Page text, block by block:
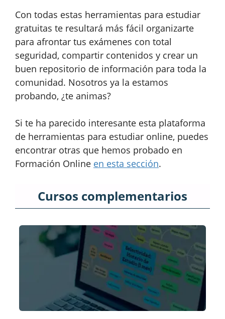
Con todas estas herramientas para estudiar
gratuitas te resultará más fácil organizarte
para afrontar tus exámenes con total
seguridad, compartir contenidos y crear un
buen repositorio de información para toda la
comunidad. Nosotros ya la estamos
probando, ¿te animas?
Si te ha parecido interesante esta plataforma
de herramientas para estudiar online, puedes
encontrar otras que hemos probado en
Formación Online en esta sección.
Cursos complementarios